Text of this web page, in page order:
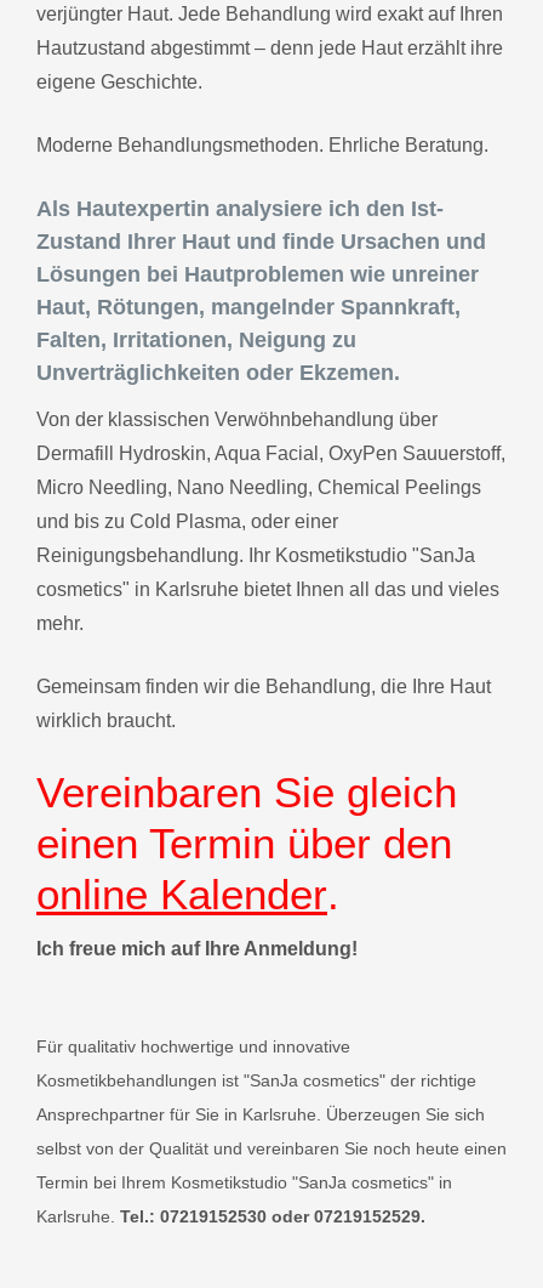
verjüngter Haut. Jede Behandlung wird exakt auf Ihren
Hautzustand abgestimmt – denn jede Haut erzählt ihre
eigene Geschichte.
Moderne Behandlungsmethoden. Ehrliche Beratung.
Als Hautexpertin analysiere ich den Ist-
Zustand Ihrer Haut und finde Ursachen und
Lösungen bei Hautproblemen wie unreiner
Haut, Rötungen, mangelnder Spannkraft,
Falten, Irritationen, Neigung zu
Unverträglichkeiten oder Ekzemen.
Von der klassischen Verwöhnbehandlung über
Dermafill Hydroskin, Aqua Facial, OxyPen Sauuerstoff,
Micro Needling, Nano Needling, Chemical Peelings
und bis zu Cold Plasma, oder einer
Reinigungsbehandlung. Ihr Kosmetikstudio "SanJa
cosmetics" in Karlsruhe bietet Ihnen all das und vieles
mehr.
Gemeinsam finden wir die Behandlung, die Ihre Haut
wirklich braucht.
Vereinbaren Sie gleich
einen Termin über den
online Kalender.
Ich freue mich auf Ihre Anmeldung!
Für qualitativ hochwertige und innovative
Kosmetikbehandlungen ist "SanJa cosmetics" der richtige
Ansprechpartner für Sie in Karlsruhe. Überzeugen Sie sich
selbst von der Qualität und vereinbaren Sie noch heute einen
Termin bei Ihrem Kosmetikstudio "SanJa cosmetics" in
Karlsruhe. Tel.: 07219152530 oder 07219152529.